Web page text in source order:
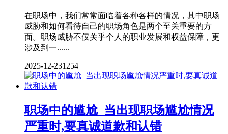
在职场中，我们常常面临着各种各样的情况，其中职场
威胁和如何看待自己的职场角色是两个至关重要的方
面。职场威胁不仅关乎个人的职业发展和权益保障，更
涉及到一......
2025-12-231254
职场中的尴尬_当出现职场尴尬情况
严重时,要真诚道歉和认错